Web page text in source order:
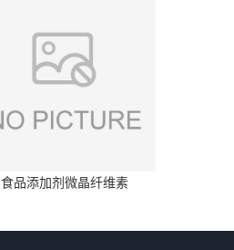
食品添加剂微晶纤维素